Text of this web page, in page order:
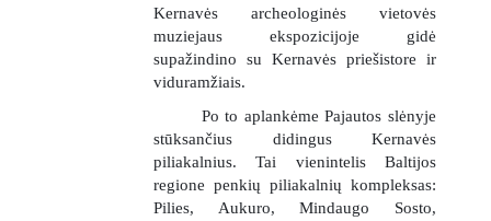
Kernavės archeologinės vietovės
muziejaus ekspozicijoje gidė
supažindino su Kernavės priešistore ir
viduramžiais.
Po to aplankėme Pajautos slėnyje
stūksančius didingus Kernavės
piliakalnius. Tai vienintelis Baltijos
regione penkių piliakalnių kompleksas:
Pilies, Aukuro, Mindaugo Sosto,